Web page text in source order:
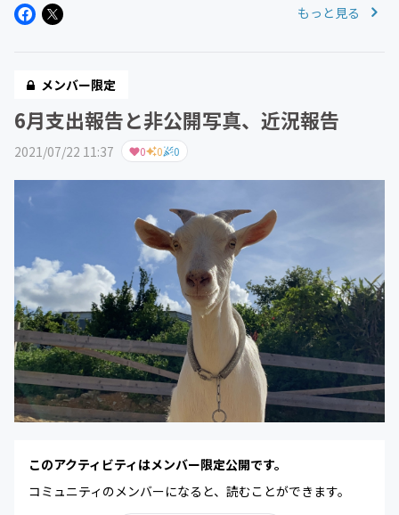
もっと見る
メンバー限定
6月支出報告と非公開写真、近況報告
2021/07/22 11:37 0 0 0
このアクティビティはメンバー限定公開です。
コミュニティのメンバーになると、読むことができます。